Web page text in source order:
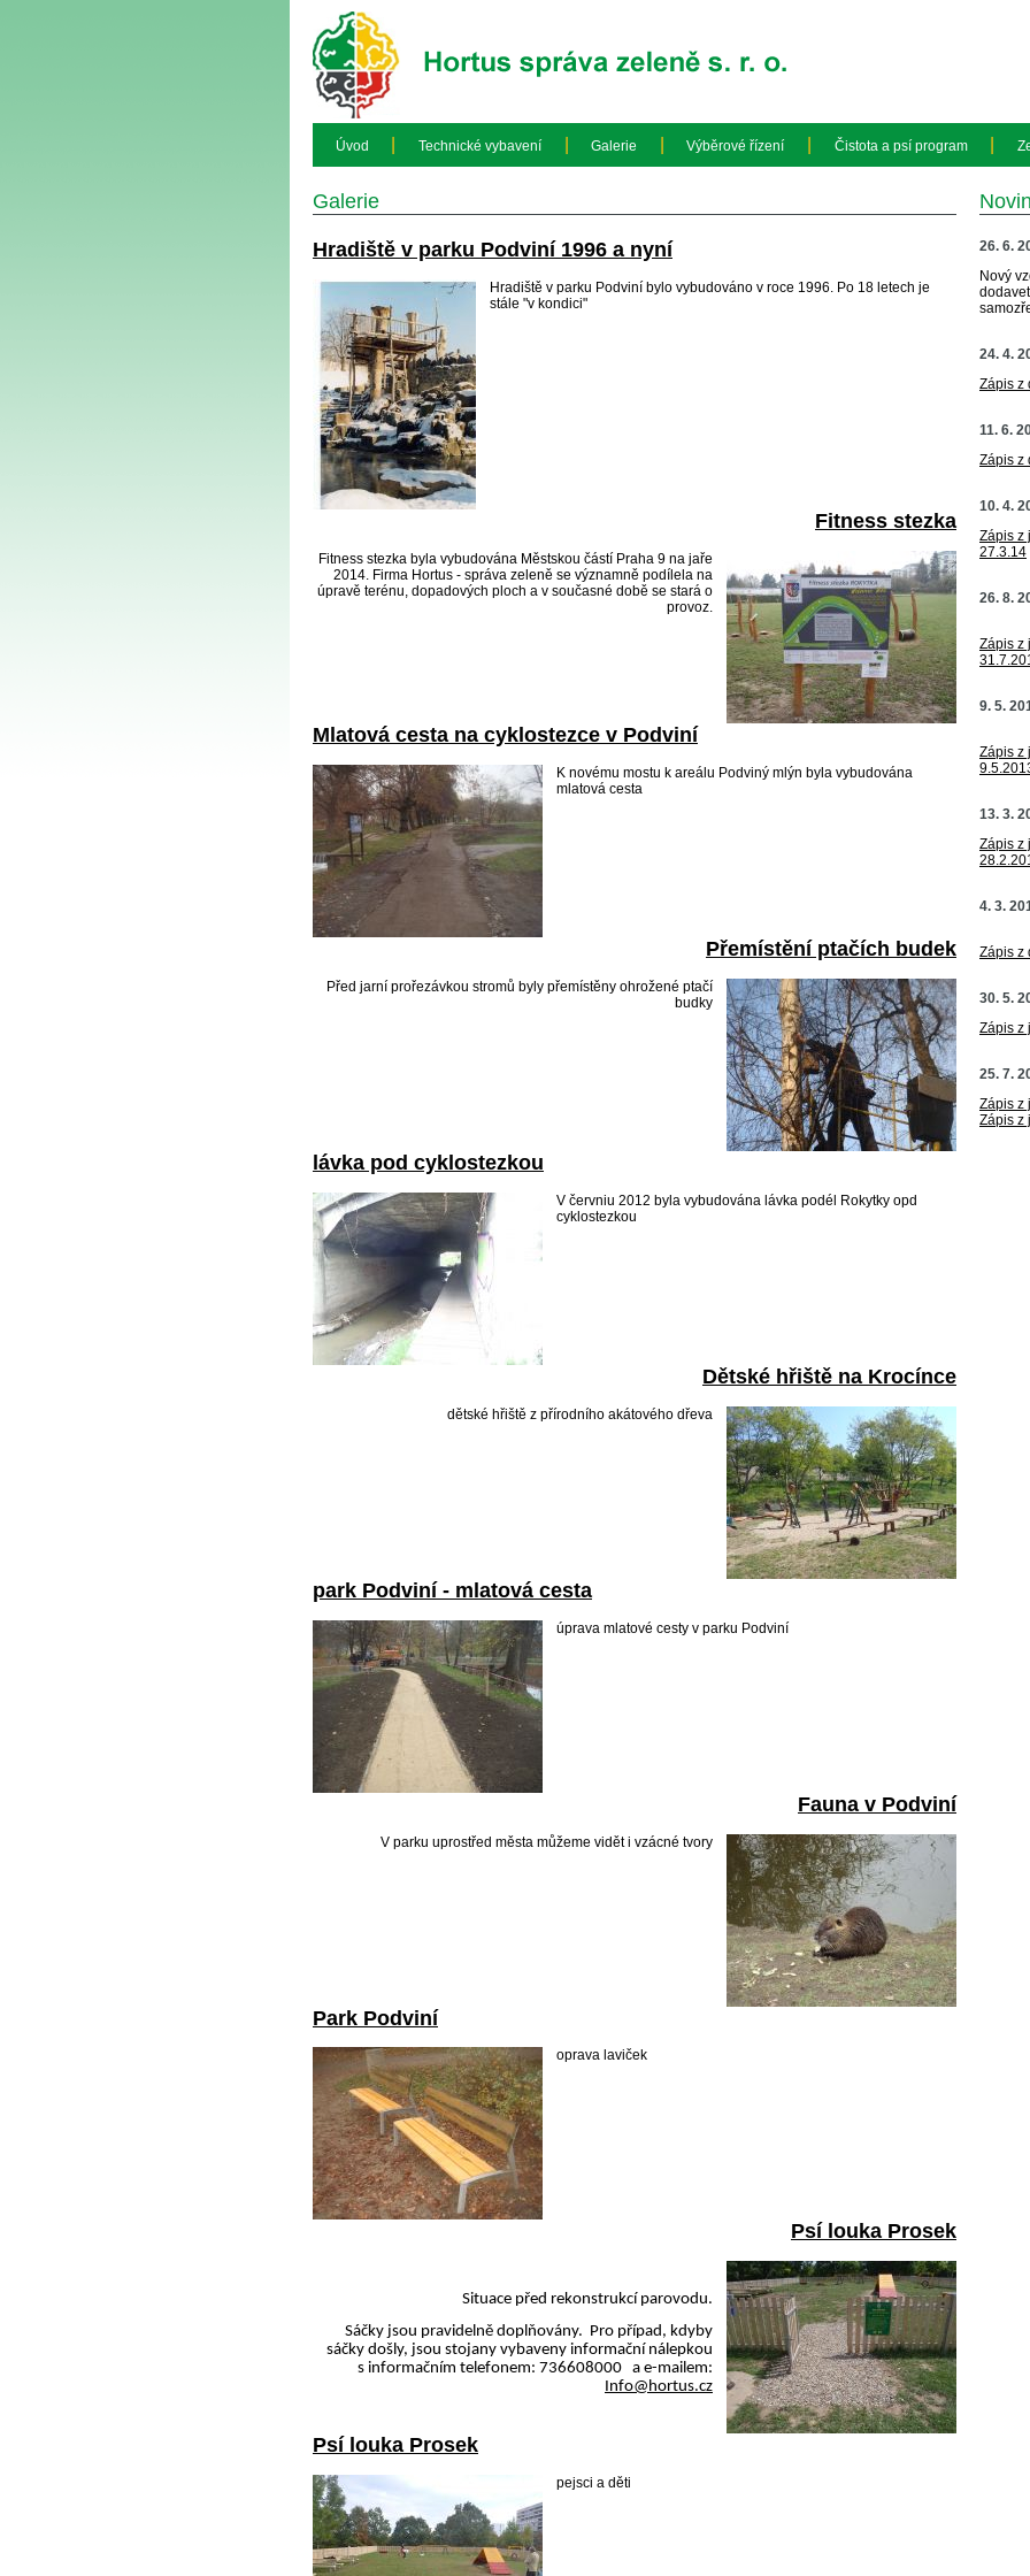
Úvod Technické vybavení Galerie Výběrové řízení Čistota a psí program
Galerie
Hradiště v parku Podviní 1996 a nyní
Hradiště v parku Podviní bylo vybudováno v roce 1996. Po 18 letech je
stále "v kondici"
Fitness stezka
Fitness stezka byla vybudována Městskou částí Praha 9 na jaře
2014. Firma Hortus - správa zeleně se významně podílela na
úpravě terénu, dopadových ploch a v současné době se stará o
provoz.
Mlatová cesta na cyklostezce v Podviní
K novému mostu k areálu Podviný mlýn byla vybudována
mlatová cesta
Přemístění ptačích budek
Před jarní prořezávkou stromů byly přemístěny ohrožené ptačí
budky
lávka pod cyklostezkou
V červniu 2012 byla vybudována lávka podél Rokytky opd
cyklostezkou
Dětské hřiště na Krocínce
dětské hřiště z přírodního akátového dřeva
park Podviní - mlatová cesta
úprava mlatové cesty v parku Podviní
Fauna v Podviní
V parku uprostřed města můžeme vidět i vzácné tvory
Park Podviní
oprava laviček
Psí louka Prosek
Situace před rekonstrukcí parovodu.
Sáčky jsou pravidelně doplňovány. Pro případ, kdyby
sáčky došly, jsou stojany vybaveny informační nálepkou
s informačním telefonem: 736608000 a e-mailem:
Info@hortus.cz
Psí louka Prosek
pejsci a děti
26. 6.
Nový
24. 4.
Zápis z
11. 6.
Zápis z
10. 4.
Zápis z
27.3.14
26. 8.
Zápis z
9. 5.
Zápis z
13. 3.
Zápis z
4. 3.
Zápis z
30. 5.
Zápis z
25. 7.
Zápis z
Zápis z